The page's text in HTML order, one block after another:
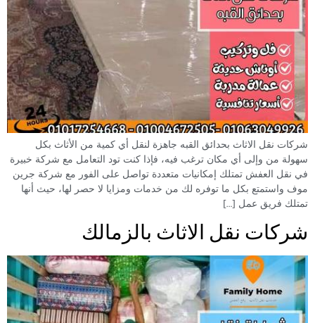
شركات نقل الاثاث بحدائق القبه جاهزة لنقل أي كمية من الأثاث بكل
سهولة من وإلى أي مكان ترغب فيه، فإذا كنت تود التعامل مع شركة خبيرة
في نقل العفش تمتلك إمكانيات متعددة تواصل على الفور مع شركة جرين
موف واستمتع بكل ما توفره لك من خدمات ومزايا لا حصر لها، حيث أنها
تمتلك فريق عمل […]
شركات نقل الاثاث بالزمالك